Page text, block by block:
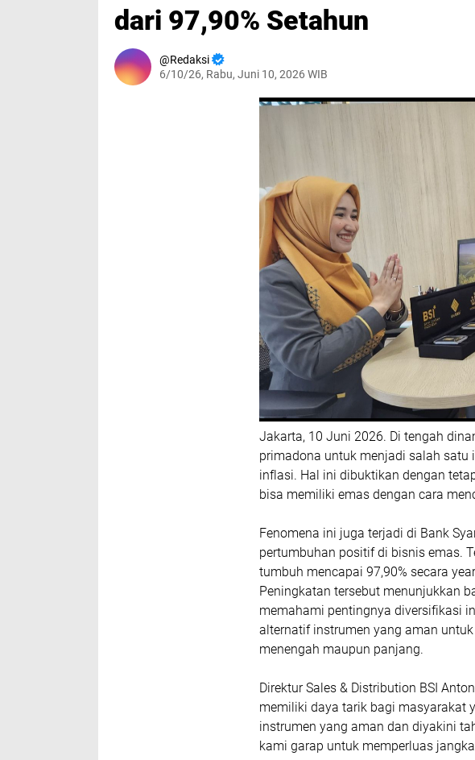
dari 97,90% Setahun
Redaksi
6/10/26, Rabu, Juni 10, 2026 WIB
Jakarta, 10 Juni 2026. Di tengah
primadona untuk menjadi salah
inflasi. Hal ini dibuktikan dengan
bisa memiliki emas dengan cara
Fenomena ini juga terjadi di Bank
pertumbuhan positif di bisnis emas.
tumbuh mencapai 97,90% secara
Peningkatan tersebut menunjukkan
memahami pentingnya diversifikasi
alternatif instrumen yang aman
menengah maupun panjang.
Direktur Sales & Distribution BSI
memiliki daya tarik bagi masyarakat
instrumen yang aman dan diyakini
kami garap untuk memperluas